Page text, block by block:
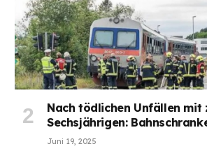
Nach tödlichen Unfällen mit
Sechsjährigen:
Juni 19, 2025